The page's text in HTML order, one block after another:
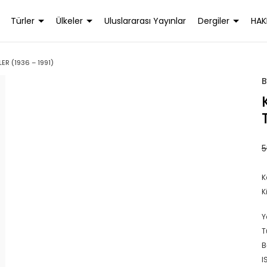
Türler Ülkeler Uluslararası Yayınlar Dergiler
(1936 – 1991)